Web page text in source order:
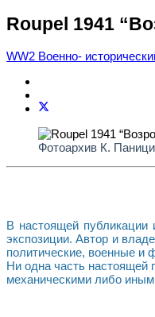
Roupel 1941
WW2 Военно-
Фотоархив К.
В настоящей публикации
экспозиции. Автор и
политические, военные и
Ни одна часть настоящей
механическими либо